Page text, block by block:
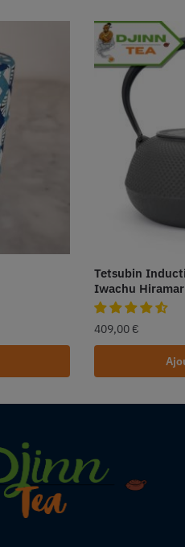
Tetsubin
Iwachu
409,00 €